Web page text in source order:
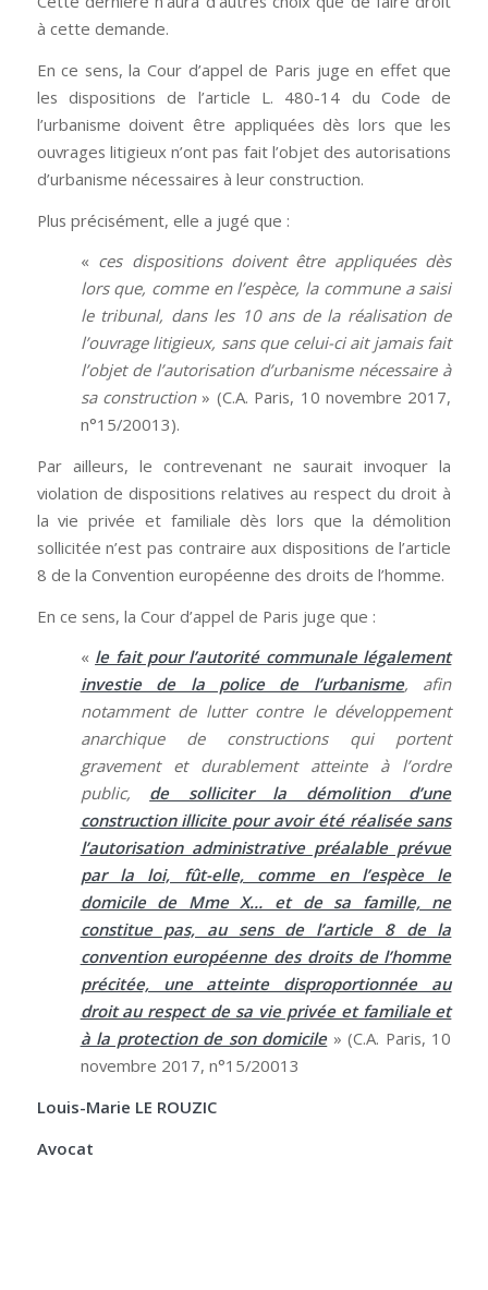
à cette demande.
En ce sens, la Cour d’appel de Paris juge en effet que
les dispositions de l’article L. 480-14 du Code de
l’urbanisme doivent être appliquées dès lors que les
ouvrages litigieux n’ont pas fait l’objet des autorisations
d’urbanisme nécessaires à leur construction.
Plus précisément, elle a jugé que :
« ces dispositions doivent être appliquées dès
lors que, comme en l’espèce, la commune a saisi
le tribunal, dans les 10 ans de la réalisation de
l’ouvrage litigieux, sans que celui-ci ait jamais fait
l’objet de l’autorisation d’urbanisme nécessaire à
sa construction» (C.A. Paris, 10 novembre 2017,
n°15/20013).
Par ailleurs, le contrevenant ne saurait invoquer la
violation de dispositions relatives au respect du droit à
la vie privée et familiale dès lors que la démolition
sollicitée n’est pas contraire aux dispositions de l’article
8 de la Convention européenne des droits de l’homme.
En ce sens, la Cour d’appel de Paris juge que :
« le fait pour l’autorité communale légalement
investie de la police de l’urbanisme, afin
notamment de lutter contre le développement
anarchique de constructions qui portent
gravement et durablement atteinte à l’ordre
public, de solliciter la démolition d’une
construction illicite pour avoir été réalisée sans
l’autorisation administrative préalable prévue
par la loi, fût-elle, comme en l’espèce le
domicile de Mme X… et de sa famille, ne
constitue pas, au sens de l’article 8 de la
convention européenne des droits de l’homme
précitée, une atteinte disproportionnée au
droit au respect de sa vie privée et familiale et
à la protection de son domicile» (C.A. Paris, 10
novembre 2017, n°15/20013
Louis-Marie LE ROUZIC
Avocat